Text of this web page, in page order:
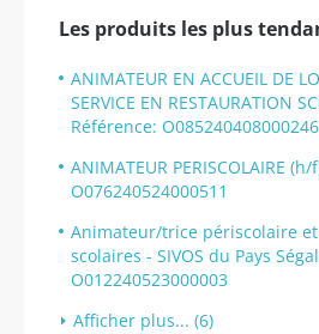
Les produits les plus
ANIMATEUR EN ACCUEIL DE
SERVICE EN RESTAURATION
Référence: O085240408000246
ANIMATEUR PERISCOLAIRE
O076240524000511
Animateur/trice périscolaire
scolaires - SIVOS du Pays
O012240523000003
Afficher plus... (6)